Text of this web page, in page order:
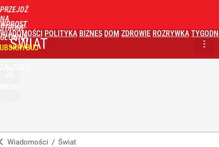
PRZEJDŹ
NA
STRONĘ
GŁÓWNĄ
WPROST
WIADOMOŚCI POLITYKA BIZNES DOM ZDROWIE ROZRYWKA
ŚWIAT
Wiadomości / Świat